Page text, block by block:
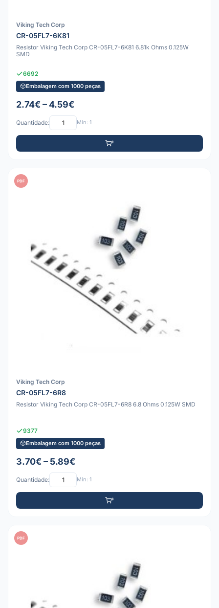
Viking Tech Corp
CR-05FL7-6K81
Resistor Viking Tech Corp CR-05FL7-6K81 6.81k Ohms 0.125W
SMD
6692
Embalagem com 1000 peças
2.74€ – 4.59€
Quantidade: Mín: 1
PDF
Viking Tech Corp
CR-05FL7-6R8
Resistor Viking Tech Corp CR-05FL7-6R8 6.8 Ohms 0.125W SMD
9377
Embalagem com 1000 peças
3.70€ – 5.89€
Quantidade: Mín: 1
PDF